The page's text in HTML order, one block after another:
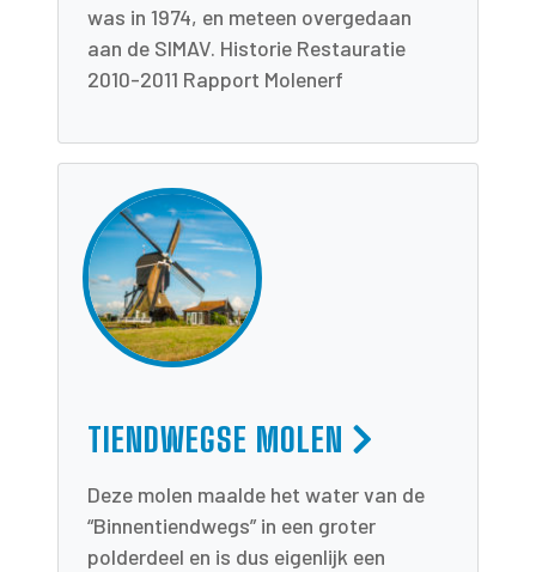
was in 1974, en meteen overgedaan
aan de SIMAV. Historie Restauratie
2010-2011 Rapport Molenerf
TIENDWEGSE MOLEN
Deze molen maalde het water van de
“Binnentiendwegs” in een groter
polderdeel en is dus eigenlijk een